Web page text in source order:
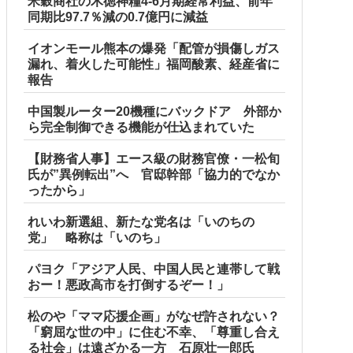
同期比97.7％減の0.7億円に減益
イオンモール熊本の爆発「配管が損傷しガス
漏れ、着火した可能性」福岡酸素、経産省に
報告
中国製ルーター20機種にバックドア 外部か
ら完全制御できる機能が仕込まれていた
【財務省人事】エース級の財務官僚・一松旬
氏が”異例転出”へ 官邸幹部「協力的でなか
ったから」
れいわ新選組、新たな党名は「いのちの
党」 略称は「いのち」
パヨク「アジア人民、中国人民と連帯して戦
おー！悪政高市を打倒するぞー！」
松のや「ママ応援企画」がなぜ許されない？
「窮屈な世の中」に住む不幸、「尊重し合え
る社会」は遠ざかる一方 石原壮一郎氏